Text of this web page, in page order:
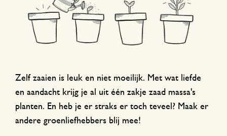
Zelf zaaien is leuk en niet moeilijk. Met wat liefde
en aandacht krijg je al uit één zakje zaad massa's
planten. En heb je er straks er toch teveel? Maak er
andere groenliefhebbers blij mee!